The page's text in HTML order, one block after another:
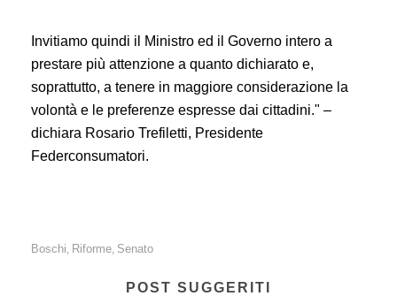
Invitiamo quindi il Ministro ed il Governo intero a
prestare più attenzione a quanto dichiarato e,
soprattutto, a tenere in maggiore considerazione la
volontà e le preferenze espresse dai cittadini." –
dichiara Rosario Trefiletti, Presidente
Federconsumatori.
Boschi, Riforme, Senato
POST SUGGERITI